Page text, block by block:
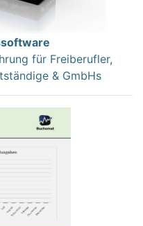
für Freiberufler,
& GmbHs